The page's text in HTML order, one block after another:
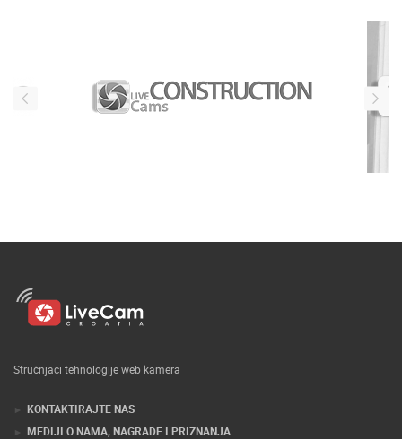
Stručnjaci tehnologije web kamera
KONTAKTIRAJTE NAS
MEDIJI O NAMA, NAGRADE I PRIZNANJA